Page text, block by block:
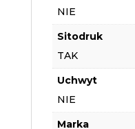
NIE
Sitodruk
TAK
Uchwyt
NIE
Marka